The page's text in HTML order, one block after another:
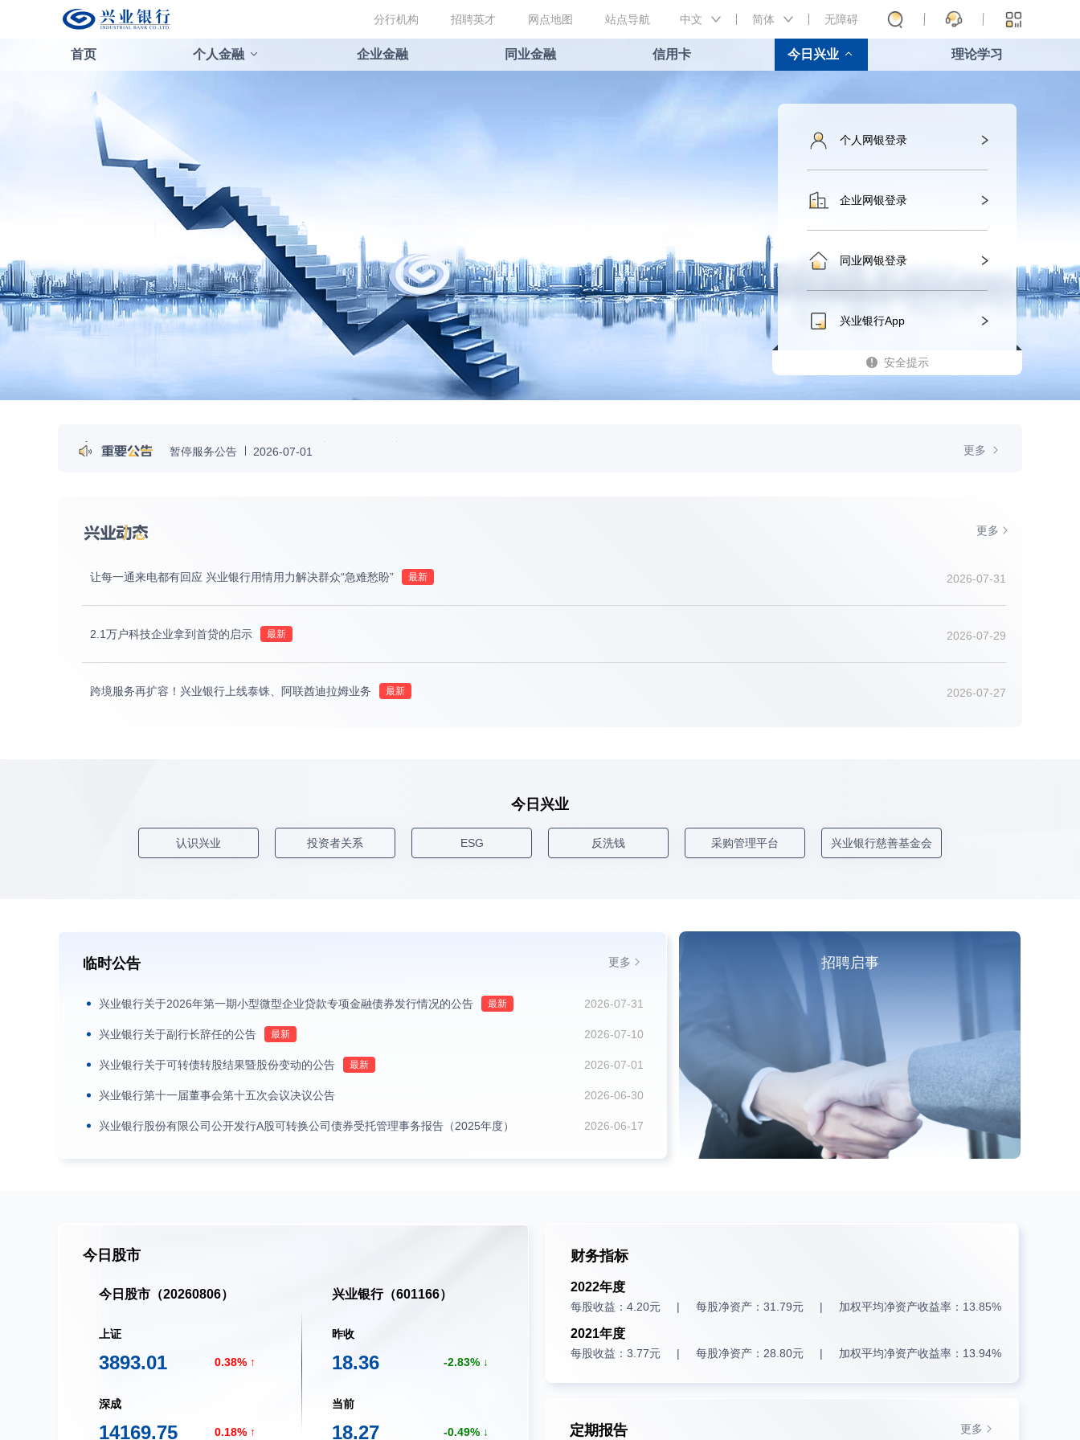
分行机构 招聘英才 网点地图 站点导航 中文 简体 无障碍
首页 个人金融 企业金融 同业金融 信用卡 今日兴业 理论学习
个人网银登录
企业网银登录
同业网银登录
兴业银行App
安全提示
暂停服务公告 2026-07-01
更多
更多
让每一通来电都有回应 兴业银行用情用力解决群众“急难愁盼” 2026-07-31
2.1万户科技企业拿到首贷的启示 2026-07-29
跨境服务再扩容！兴业银行上线泰铢、阿联酋迪拉姆业务 2026-07-27
今日兴业
认识兴业 投资者关系 ESG 反洗钱 采购管理平台 兴业银行慈善基金会
临时公告 更多
兴业银行关于2026年第一期小型微型企业贷款专项金融债券发行情况的公告 2026-07-31
兴业银行关于副行长辞任的公告 2026-07-10
兴业银行关于可转债转股结果暨股份变动的公告 2026-07-01
兴业银行第十一届董事会第十五次会议决议公告 2026-06-30
兴业银行股份有限公司公开发行A股可转换公司债券受托管理事务报告（2025年度） 2026-06-17
招聘启事
今日股市
今日股市（20260806）
上证
3893.01 0.38
深成
14169.75 0.18
兴业银行（601166）
昨收
18.36 2.83
当前
18.27 0.49
财务指标
2022年度
每股收益：4.20元 每股净资产：31.79元 加权平均净资产收益率：13.85%
2021年度
每股收益：3.77元 每股净资产：28.80元 加权平均净资产收益率：13.94%
定期报告 更多